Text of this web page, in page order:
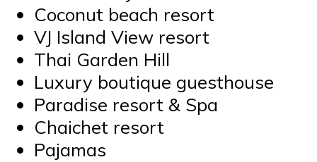
Coconut beach resort
VJ Island View resort
Thai Garden Hill
Luxury boutique guesthouse
Paradise resort & Spa
Chaichet resort
Pajamas